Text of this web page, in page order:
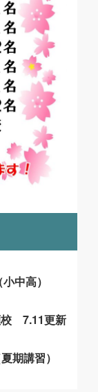
中高）
7.11更新
期講習）